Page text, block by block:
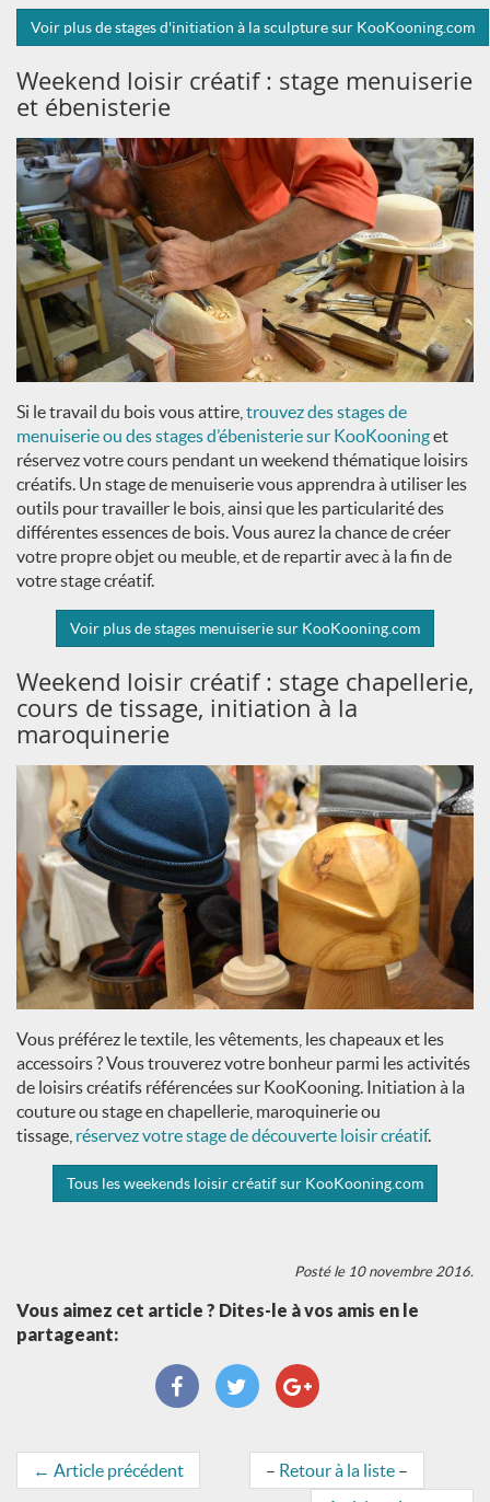
Voir plus de stages d'initiation à la sculpture sur KooKooning.com
Weekend loisir créatif : stage menuiserie
et ébenisterie
Si le travail du bois vous attire, trouvez des stages de
menuiserie ou des stages d’ébenisterie sur KooKooninget
réservez votre cours pendant un weekend thématique loisirs
créatifs. Un stage de menuiserie vous apprendra à utiliser les
outils pour travailler le bois, ainsi que les particularité des
différentes essences de bois. Vous aurez la chance de créer
votre propre objet ou meuble, et de repartir avec à la fin de
votre stage créatif.
Voir plus de stages menuiserie sur KooKooning.com
Weekend loisir créatif : stage chapellerie,
cours de tissage, initiation à la
maroquinerie
Vous préférez le textile, les vêtements, les chapeaux et les
accessoirs ? Vous trouverez votre bonheur parmi les activités
de loisirs créatifs référencées sur KooKooning. Initiation à la
couture ou stage en chapellerie, maroquinerie ou
tissage, réservez votre stage de découverte loisir créatif.
Tous les weekends loisir créatif sur KooKooning.com
Posté le 10 novembre 2016.
Vous aimez cet article ? Dites-le à vos amis en le
partageant:
← Article précédent – Retour à la liste –